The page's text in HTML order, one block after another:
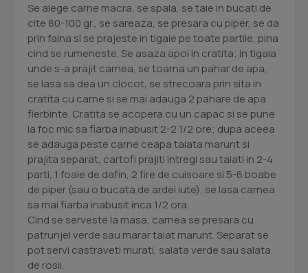
Se alege carne macra, se spala, se taie in bucati de
cite 80-100 gr., se sareaza, se presara cu piper, se da
prin faina si se prajeste in tigaie pe toate partile, pina
cind se rumeneste. Se asaza apoi in cratita; in tigaia
unde s-a prajit carnea, se toarna un pahar de apa,
se lasa sa dea un clocot, se strecoara prin sita in
cratita cu carne si se mai adauga 2 pahare de apa
fierbinte. Cratita se acopera cu un capac si se pune
la foc mic sa fiarba inabusit 2-2 1/2 ore; dupa aceea
se adauga peste carne ceapa taiata marunt si
prajita separat, cartofi prajiti intregi sau taiati in 2-4
parti, 1 foaie de dafin, 2 fire de cuisoare si 5-6 boabe
de piper (sau o bucata de ardei iute), se lasa carnea
sa mai fiarba inabusit inca 1/2 ora.
Cind se serveste la masa, carnea se presara cu
patrunjel verde sau marar taiat marunt. Separat se
pot servi castraveti murati, salata verde sau salata
de rosii.